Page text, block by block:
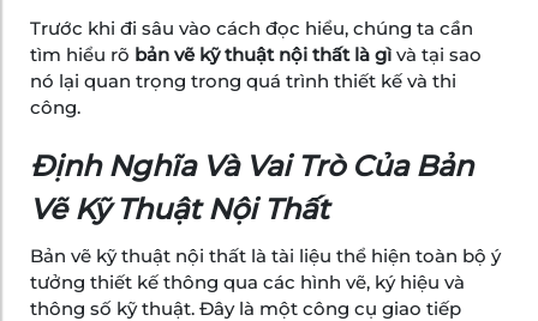
Trước khi đi sâu vào cách đọc hiểu, chúng ta cần
tìm hiểu rõ bản vẽ kỹ thuật nội thất là gì và tại sao
nó lại quan trọng trong quá trình thiết kế và thi
công.
Định Nghĩa Và Vai Trò Của Bản
Vẽ Kỹ Thuật Nội Thất
Bản vẽ kỹ thuật nội thất là tài liệu thể hiện toàn bộ ý
tưởng thiết kế thông qua các hình vẽ, ký hiệu và
thông số kỹ thuật. Đây là một công cụ giao tiếp